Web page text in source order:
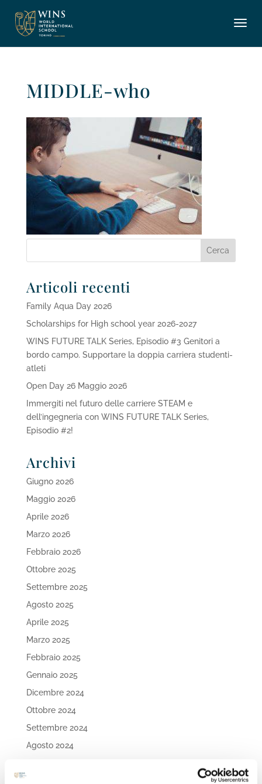
MIDDLE-who
Articoli recenti
Family Aqua Day 2026
Scholarships for High school year 2026-2027
WINS FUTURE TALK Series, Episodio #3 Genitori a
bordo campo. Supportare la doppia carriera studenti-
atleti
Open Day 26 Maggio 2026
Immergiti nel futuro delle carriere STEAM e
dell’ingegneria con WINS FUTURE TALK Series,
Episodio #2!
Archivi
Giugno 2026
Maggio 2026
Aprile 2026
Marzo 2026
Febbraio 2026
Ottobre 2025
Settembre 2025
Agosto 2025
Aprile 2025
Marzo 2025
Febbraio 2025
Gennaio 2025
Dicembre 2024
Ottobre 2024
Settembre 2024
Agosto 2024